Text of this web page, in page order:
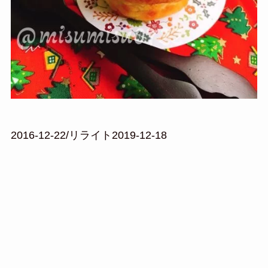
2016-12-22/リライト2019-12-18